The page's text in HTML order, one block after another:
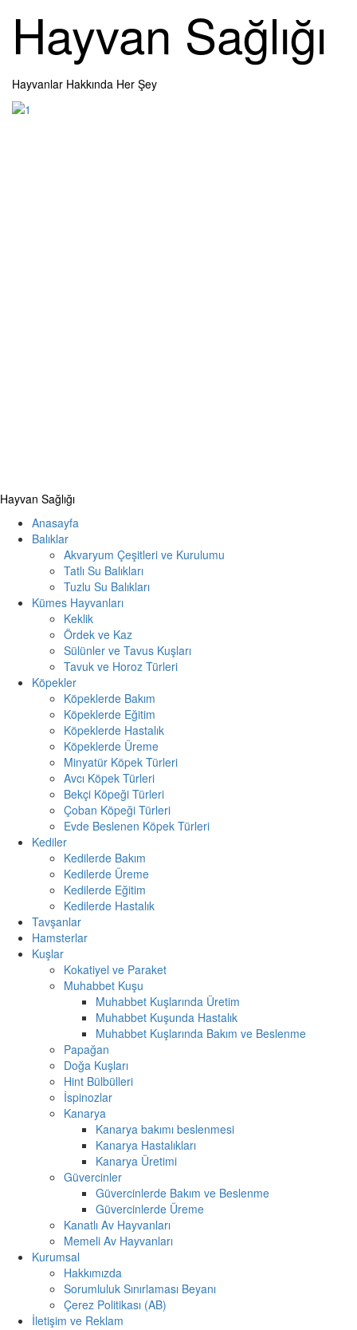
content
Hayvan Sağlığı
Hayvanlar Hakkında Her Şey
Primary
Hayvan Sağlığı
Anasayfa
Balıklar
Akvaryum Çeşitleri ve Kurulumu
Tatlı Su Balıkları
Tuzlu Su Balıkları
Kümes Hayvanları
Keklik
Ördek ve Kaz
Sülünler ve Tavus Kuşları
Tavuk ve Horoz Türleri
Köpekler
Köpeklerde Bakım
Köpeklerde Eğitim
Köpeklerde Hastalık
Köpeklerde Üreme
Minyatür Köpek Türleri
Avcı Köpek Türleri
Bekçi Köpeği Türleri
Çoban Köpeği Türleri
Evde Beslenen Köpek Türleri
Kediler
Kedilerde Bakım
Kedilerde Üreme
Kedilerde Eğitim
Kedilerde Hastalık
Tavşanlar
Hamsterlar
Kuşlar
Kokatiyel ve Paraket
Muhabbet Kuşu
Muhabbet Kuşlarında Üretim
Muhabbet Kuşunda Hastalık
Muhabbet Kuşlarında Bakım ve Beslenme
Papağan
Doğa Kuşları
Hint Bülbülleri
İspinozlar
Kanarya
Kanarya bakımı beslenmesi
Kanarya Hastalıkları
Kanarya Üretimi
Güvercinler
Güvercinlerde Bakım ve Beslenme
Güvercinlerde Üreme
Kanatlı Av Hayvanları
Memeli Av Hayvanları
Kurumsal
Hakkımızda
Sorumluluk Sınırlaması Beyanı
Çerez Politikası (AB)
İletişim ve Reklam